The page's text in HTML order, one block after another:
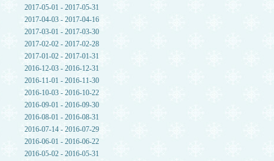
2017-05-01 - 2017-05-31
2017-04-03 - 2017-04-16
2017-03-01 - 2017-03-30
2017-02-02 - 2017-02-28
2017-01-02 - 2017-01-31
2016-12-03 - 2016-12-31
2016-11-01 - 2016-11-30
2016-10-03 - 2016-10-22
2016-09-01 - 2016-09-30
2016-08-01 - 2016-08-31
2016-07-14 - 2016-07-29
2016-06-01 - 2016-06-22
2016-05-02 - 2016-05-31